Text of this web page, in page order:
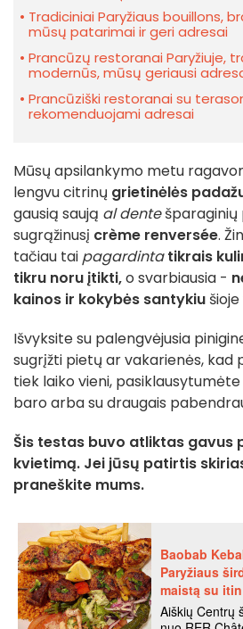
Tradiciniai Paryžiaus bouillons,
mūsų patarimai ir geri adresai
Prancūzų restoranai Paryžiuje,
modernūs, mūsų geriausi
Prancūziški restoranai su
rekomenduojami adresai
Mūsų apsilankymo metu
lengvu citrinų grietinėlės
gausią saują al dentešparaginių
sugrąžinusį crème renversée.
tačiau tai pagardinta tikrais
tikru noru įtikti,o svarbiausia -
kainos ir kokybės santykiu
Išvyksite su palengvėjusia
sugrįžti pietų ar vakarienės, kad
tiek laiko vieni,
baro arba su draugais
Šis testas buvo atliktas gavus
kvietimą. Jei jūsų patirtis
praneškite mums.